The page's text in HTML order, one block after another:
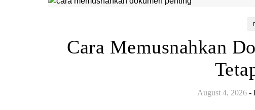
Cara Memusnahkan
August 4, 2026 -